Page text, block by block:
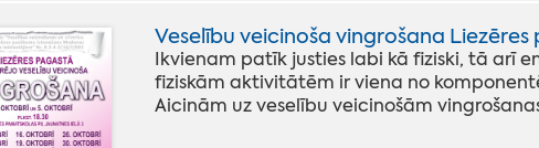
Veselību veicinoša vingrošana
Ikvienam patīk justies labi kā fiziski, tā arī
fiziskām aktivitātēm ir viena no
Aicinām uz veselību veicinošām